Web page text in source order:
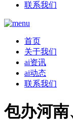
联系我们
首页
关于我们
ai资讯
ai动态
联系我们
包办河